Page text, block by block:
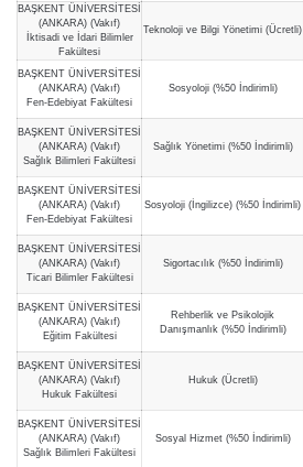
BAŞKENT ÜNİVERSİTESİ
(ANKARA) (Vakıf)
İktisadi ve İdari Bilimler
Fakültesi
Teknoloji ve Bilgi Yönetimi (Ücretli)
BAŞKENT ÜNİVERSİTESİ
(ANKARA) (Vakıf)
Fen-Edebiyat Fakültesi
Sosyoloji (%50 İndirimli)
BAŞKENT ÜNİVERSİTESİ
(ANKARA) (Vakıf)
Sağlık Bilimleri Fakültesi
Sağlık Yönetimi (%50 İndirimli)
BAŞKENT ÜNİVERSİTESİ
(ANKARA) (Vakıf)
Fen-Edebiyat Fakültesi
Sosyoloji (İngilizce) (%50 İndirimli)
BAŞKENT ÜNİVERSİTESİ
(ANKARA) (Vakıf)
Ticari Bilimler Fakültesi
Sigortacılık (%50 İndirimli)
BAŞKENT ÜNİVERSİTESİ
(ANKARA) (Vakıf)
Eğitim Fakültesi
Rehberlik ve Psikolojik
Danışmanlık (%50 İndirimli)
BAŞKENT ÜNİVERSİTESİ
(ANKARA) (Vakıf)
Hukuk Fakültesi
Hukuk (Ücretli)
BAŞKENT ÜNİVERSİTESİ
(ANKARA) (Vakıf)
Sağlık Bilimleri Fakültesi
Sosyal Hizmet (%50 İndirimli)